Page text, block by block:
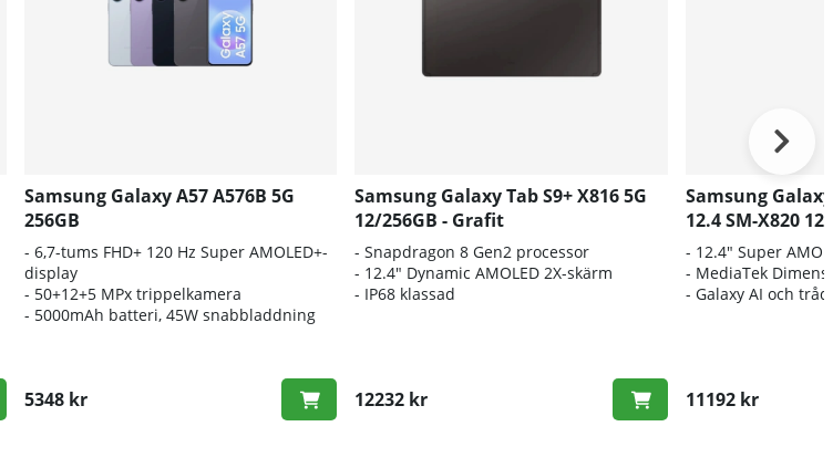
Samsung Galaxy A57 A576B 5G
256GB
- 6,7-tums FHD+ 120 Hz Super AMOLED+-
display
- 50+12+5 MPx trippelkamera
- 5000mAh batteri, 45W snabbladdning
5348 kr
Samsung Galaxy Tab S9+ X816 5G
12/256GB - Grafit
- Snapdragon 8 Gen2 processor
- 12.4" Dynamic AMOLED 2X-skärm
- IP68 klassad
12232 kr
Samsung
12.4 SM-X820
- 12.4" Super
- MediaTek
- Galaxy AI och
11192 kr